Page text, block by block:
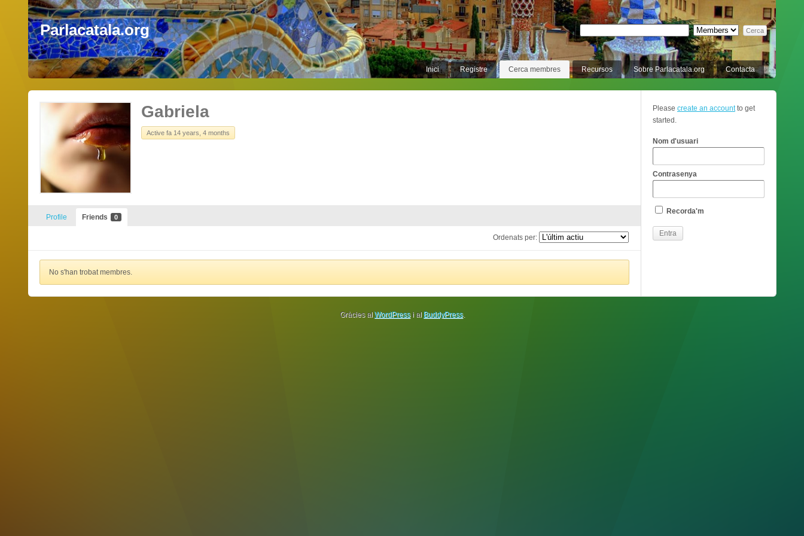
Parlacatala.org
Inici Registre Cerca membres Recursos Sobre Parlacatala.org Contacta
Gabriela
Active fa 14 years, 4 months
Profile Friends 0
Ordenats per:
No s'han trobat membres.
Please create an accountto get
started.
Nom d'usuari
Contrasenya
Recorda'm
Gràcies al WordPressi al BuddyPress.